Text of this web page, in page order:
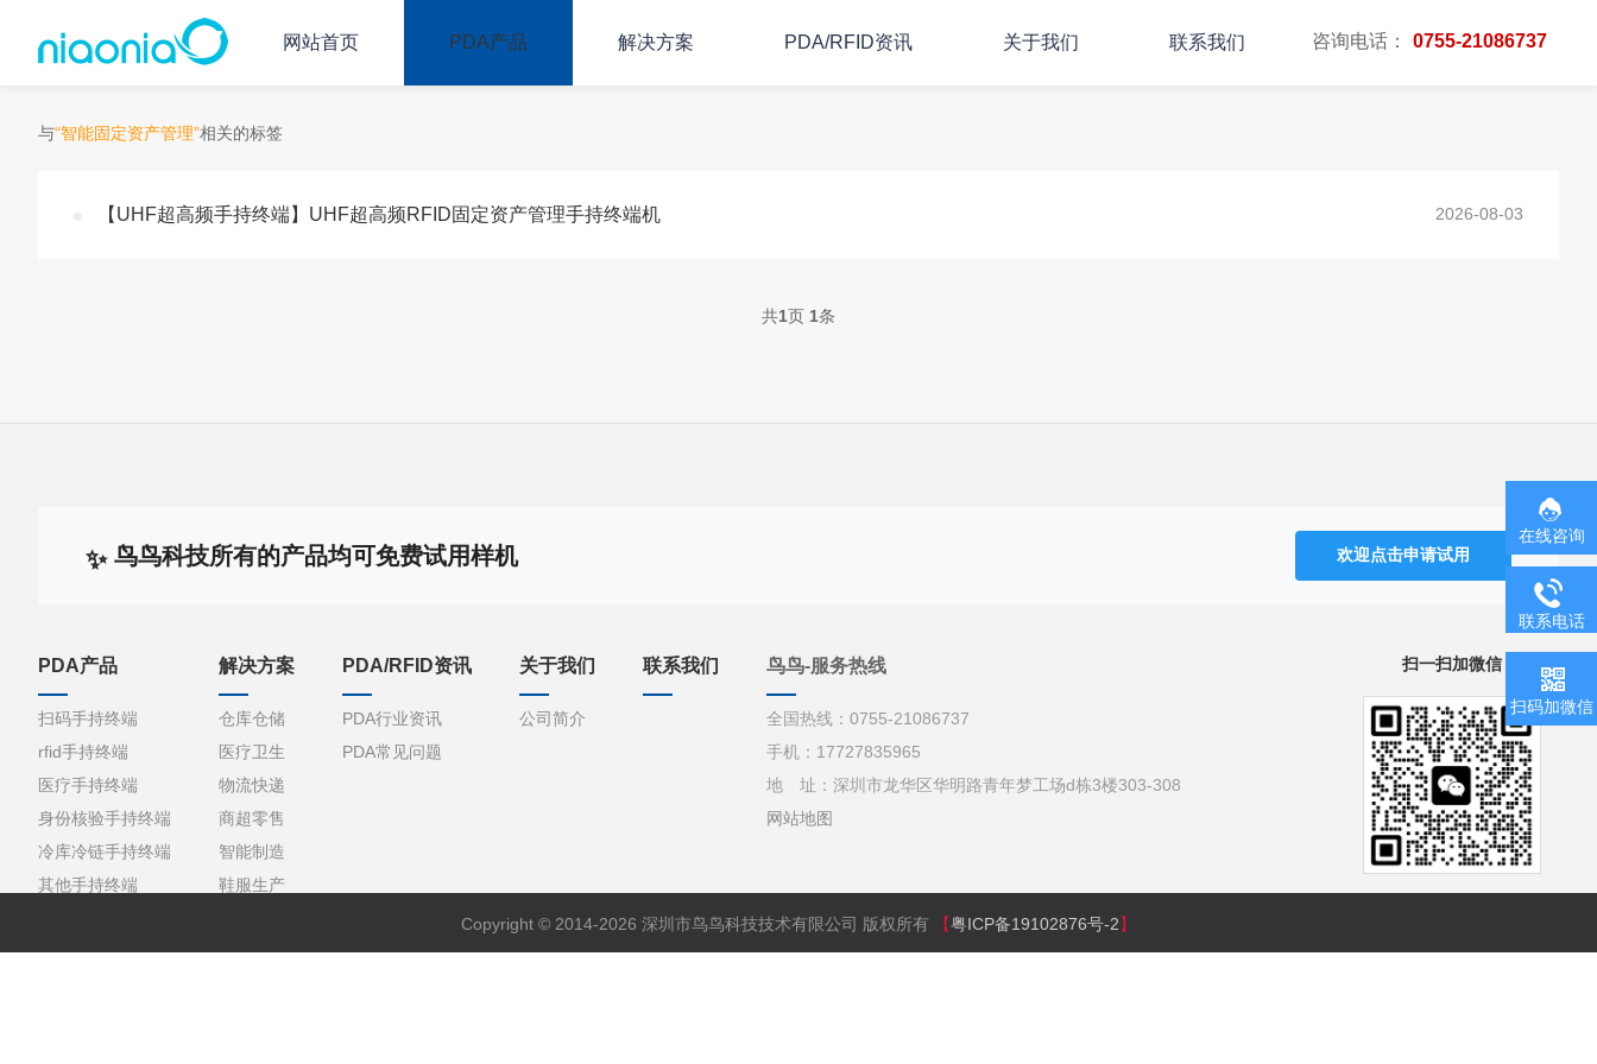
网站首页 PDA产品 解决方案 PDA/RFID资讯 关于我们 联系我们 咨询电话： 0755-21086737
与“智能固定资产管理”相关的标签
主页 TAG标签
【UHF超高频手持终端】UHF超高频RFID固定资产管理手持终端机 2026-08-03
共1页 1条
鸟鸟科技所有的产品均可免费试用样机 欢迎点击申请试用
PDA产品
扫码手持终端
rfid手持终端
医疗手持终端
身份核验手持终端
冷库冷链手持终端
其他手持终端
解决方案
仓库仓储
医疗卫生
物流快递
商超零售
智能制造
鞋服生产
PDA/RFID资讯
PDA行业资讯
PDA常见问题
关于我们
公司简介
联系我们 鸟鸟-服务热线
全国热线：0755-21086737
手机：17727835965
地 址：深圳市龙华区华明路青年梦工场d栋3楼303-308
网站地图
扫一扫加微信
Copyright © 2014-2026 深圳市鸟鸟科技技术有限公司 版权所有 【粤ICP备19102876号-2】
在线咨询
联系电话
扫码加微信